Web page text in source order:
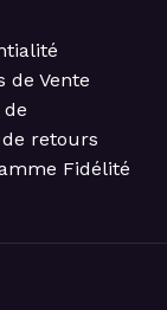
de Vente
retours
Fidélité